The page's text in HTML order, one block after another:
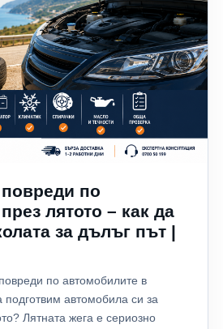
по
лятото – как да
за дълъг път |
по автомобилите в
подготвим автомобила си за
Лятната жега е сериозно